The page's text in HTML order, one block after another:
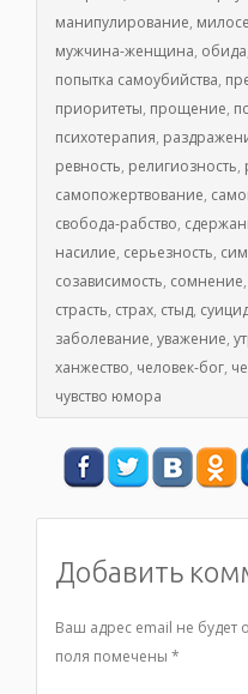
манипулирование,
мужчина-женщина, обида
попытка самоубийства,
приоритеты, прощение,
психотерапия,
ревность, религиозность,
самопожертвование,
свобода-рабство,
насилие, серьезность,
созависимость, сомнение,
страсть, страх, стыд,
заболевание, уважение,
ханжество, человек-бог,
чувство юмора
Добавить
Ваш адрес email не будет
поля помечены *